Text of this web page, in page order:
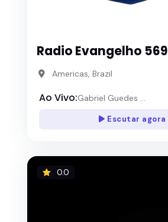
Radio Evangelho 569
Americas, Brazil
Ao Vivo:Gabriel Guedes ...
Escutar agora
0.0